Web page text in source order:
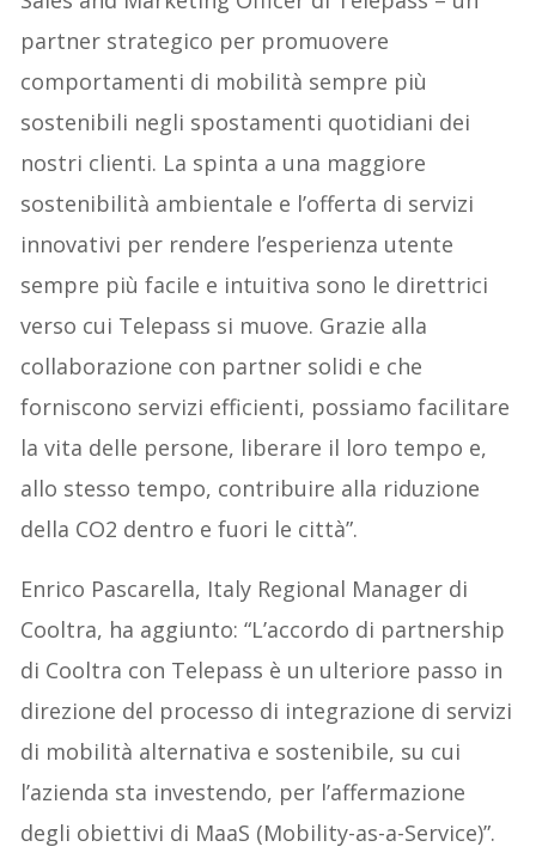
partner strategico per promuovere
comportamenti di mobilità sempre più
sostenibili negli spostamenti quotidiani dei
nostri clienti. La spinta a una maggiore
sostenibilità ambientale e l’offerta di servizi
innovativi per rendere l’esperienza utente
sempre più facile e intuitiva sono le direttrici
verso cui Telepass si muove. Grazie alla
collaborazione con partner solidi e che
forniscono servizi efficienti, possiamo facilitare
la vita delle persone, liberare il loro tempo e,
allo stesso tempo, contribuire alla riduzione
della CO2 dentro e fuori le città”.
Enrico Pascarella, Italy Regional Manager di
Cooltra, ha aggiunto: “L’accordo di partnership
di Cooltra con Telepass è un ulteriore passo in
direzione del processo di integrazione di servizi
di mobilità alternativa e sostenibile, su cui
l’azienda sta investendo, per l’affermazione
degli obiettivi di MaaS (Mobility-as-a-Service)”.